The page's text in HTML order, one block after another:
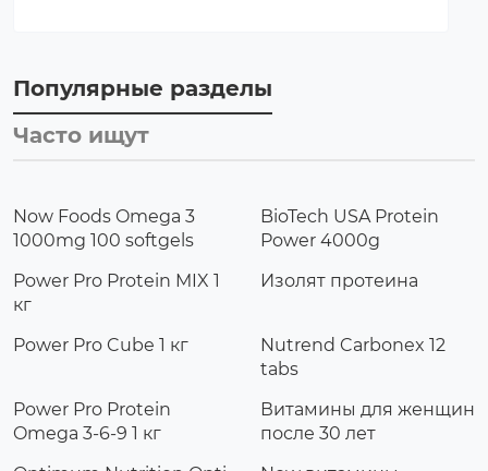
Популярные разделы
Часто ищут
Now Foods Omega 3
1000mg 100 softgels
BioTech USA Protein
Power 4000g
Power Pro Protein MIX 1
кг
Изолят протеина
Power Pro Cube 1 кг
Nutrend Carbonex 12
tabs
Power Pro Protein
Omega 3-6-9 1 кг
Витамины для женщин
после 30 лет